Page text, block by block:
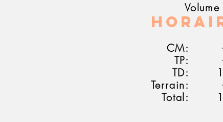
Volume
CM:
TP:
TD:
Terrain:
Total: